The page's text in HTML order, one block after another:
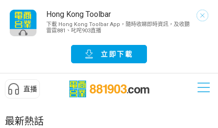
Hong Kong Toolbar
下載 Hong Kong Toolbar App，隨時收睇即時資訊，及收聽
雷霆881、叱咤903直播
立即下載
直播
最新熱話